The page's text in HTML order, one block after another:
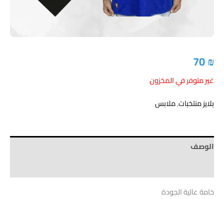
70₪
غير متوفر في المخزون
بلايز منتخبات,ملابس
الوصف
خامة عالية الجودة